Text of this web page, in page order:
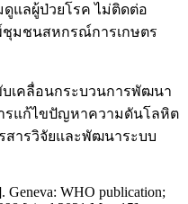
แลผู้ป่วยโรค ไม่ติดต่อ
พ์ชุมชนสหกรณ์การเกษตร
เคลื่อนกระบวนการพัฒนา
รแก้ไขปัญหาความดันโลหิต
สารวิจัยและพัฒนาระบบ
Geneva: WHO publication;